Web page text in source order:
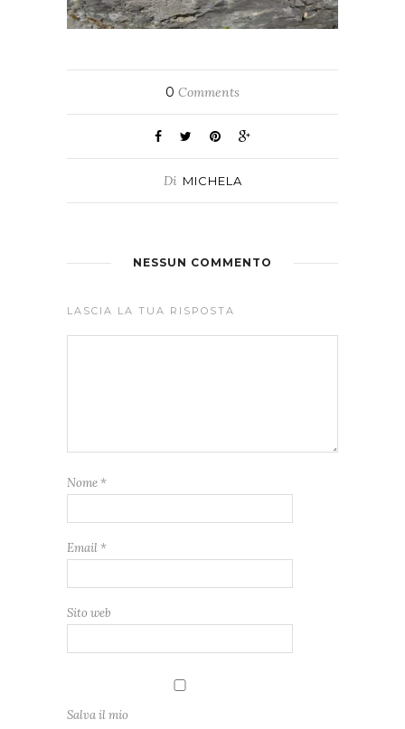
0 Comments
Di MICHELA
NESSUN COMMENTO
LASCIA LA TUA RISPOSTA
Nome *
Email *
Sito web
Salva il mio